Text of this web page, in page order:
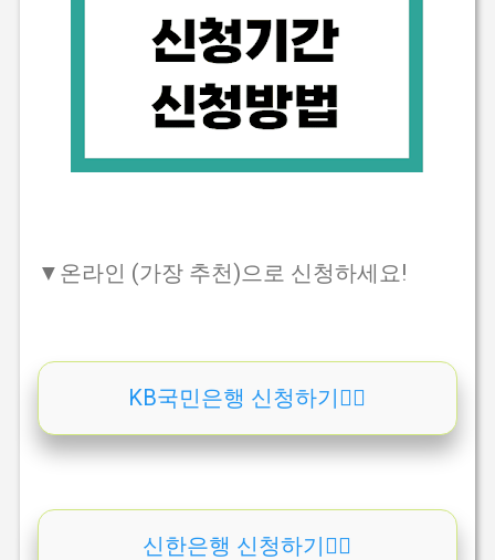
▼온라인 (가장 추천)으로 신청하세요!
KB국민은행 신청하기👆🏻
신한은행 신청하기👆🏻